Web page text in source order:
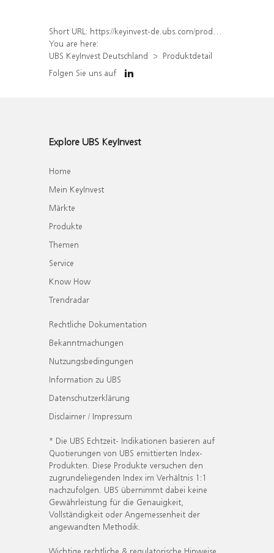
Short URL: https://keyinvest-de.ubs.com/produkt/detail/index/isin/DE000WA319Y7
You are here:
UBS KeyInvest Deutschland
Produktdetail
Folgen Sie uns auf
Explore UBS KeyInvest
Home
Mein KeyInvest
Märkte
Produkte
Themen
Service
Know How
Trendradar
Rechtliche Dokumentation
Bekanntmachungen
Nutzungsbedingungen
Information zu UBS
Datenschutzerklärung
Disclaimer / Impressum
* Die UBS Echtzeit- Indikationen basieren auf
Quotierungen von UBS emittierten Index-
Produkten. Diese Produkte versuchen den
zugrundeliegenden Index im Verhältnis 1:1
nachzufolgen. UBS übernimmt dabei keine
Gewährleistung für die Genauigkeit,
Vollständigkeit oder Angemessenheit der
angewandten Methodik.